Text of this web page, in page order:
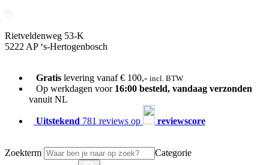
Rietveldenweg 53-K
5222 AP ‘s-Hertogenbosch
Gratislevering vanaf € 100,- incl. BTW
Op werkdagen voor 16:00 besteld, vandaag verzonden
vanuit NL
Uitstekend 781 reviews op reviewscore
Zoekterm Categorie